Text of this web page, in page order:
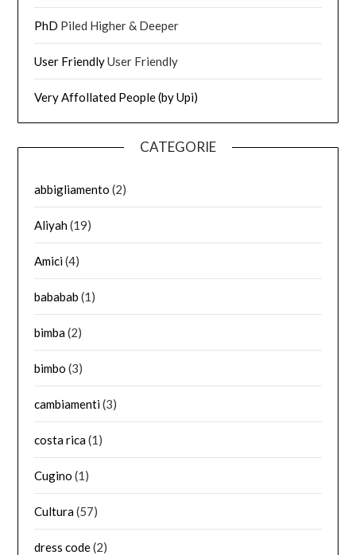
PhD Piled Higher & Deeper
User FriendlyUser Friendly
Very Affollated People (by Upi)
CATEGORIE
abbigliamento (2)
Aliyah(19)
Amici(4)
bababab (1)
bimba(2)
bimbo (3)
cambiamenti(3)
costa rica(1)
Cugino (1)
Cultura(57)
dress code(2)